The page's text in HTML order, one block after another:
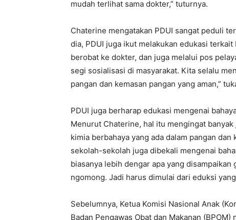
mudah terlihat sama dokter,” tuturnya.
Chaterine mengatakan PDUI sangat peduli
dia, PDUI juga ikut melakukan edukasi
berobat ke dokter, dan juga melalui pos
segi sosialisasi di masyarakat. Kita selalu
pangan dan kemasan pangan yang aman,”
PDUI juga berharap edukasi mengenai
Menurut Chaterine, hal itu mengingat
kimia berbahaya yang ada dalam pangan
sekolah-sekolah juga dibekali mengenai
biasanya lebih dengar apa yang
ngomong. Jadi harus dimulai dari eduksi
Sebelumnya, Ketua Komisi Nasional Anak
Badan Pengawas Obat dan Makanan